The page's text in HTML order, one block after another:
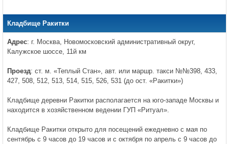
Кладбище Ракитки
Адрес: г. Москва, Новомосковский административный округ,
Калужское шоссе, 11й км
Проезд: ст. м. «Теплый Стан», авт. или маршр. такси №№398, 433,
427, 508, 512, 513, 514, 515, 526, 531 (до ост. «Ракитки»)
Кладбище деревни Ракитки располагается на юго-западе Москвы и
находится в хозяйственном ведении ГУП «Ритуал».
Кладбище Ракитки открыто для посещений ежедневно с мая по
сентябрь с 9 часов до 19 часов и с октября по апрель с 9 часов до